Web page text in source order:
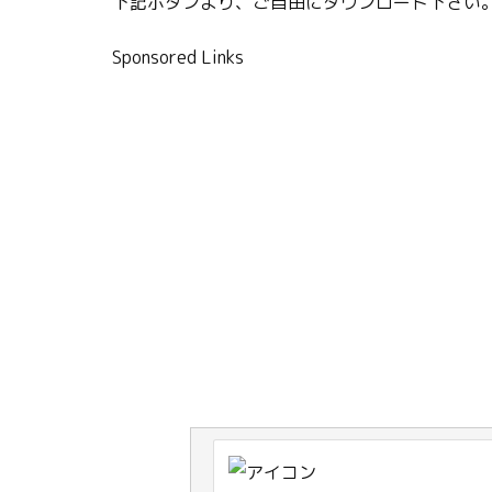
Sponsored Links